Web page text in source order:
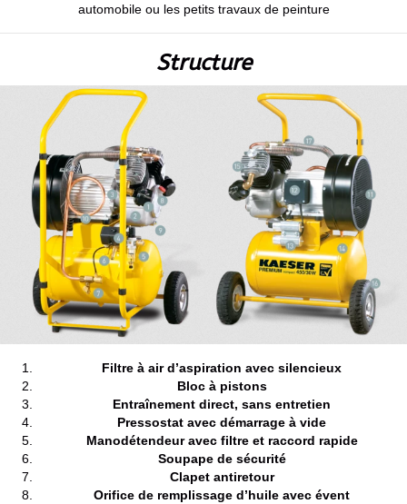
automobile ou les petits travaux de peinture
Structure
Filtre à air d’aspiration avec silencieux
Bloc à pistons
Entraînement direct, sans entretien
Pressostat avec démarrage à vide
Manodétendeur avec filtre et raccord rapide
Soupape de sécurité
Clapet antiretour
Orifice de remplissage d’huile avec évent